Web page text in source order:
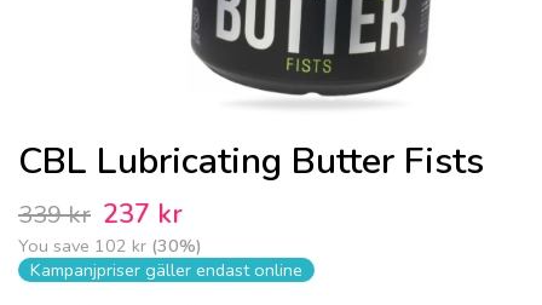
CBL Lubricating Butter Fists
339 kr 237 kr
You save 102 kr (30%)
Kampanjpriser gäller endast online